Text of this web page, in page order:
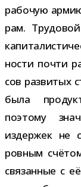
рабо­чую
рам.
но­сти почти
сов раз­ви­тых
была
поэтому
издер­жек не
ров­ным
свя­зан­ные с